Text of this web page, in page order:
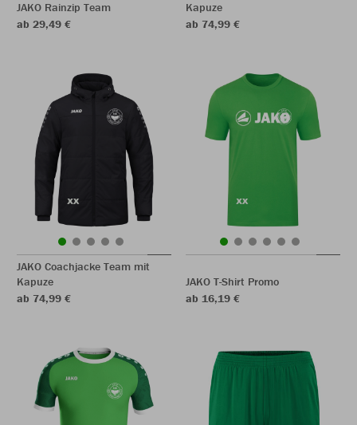
JAKO Rainzip Team
ab 29,49 €
Kapuze
ab 74,99 €
JAKO Coachjacke Team mit
Kapuze
ab 74,99 €
JAKO T-Shirt Promo
ab 16,19 €